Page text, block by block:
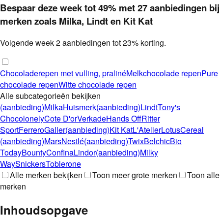
Bespaar deze weektot49% met27aanbiedingen bij
merken zoals Milka, Lindt en Kit Kat
Volgende week2aanbiedingen tot23% korting.
Chocoladerepen met vulling, pralinéMelkchocolade repenPure
chocolade repenWitte chocolade repen
Alle subcategorieën bekijken
(aanbieding)MilkaHuismerk(aanbieding)LindtTony's
ChocolonelyCote D'orVerkadeHands OffRitter
SportFerreroGaller(aanbieding)Kit KatL'AtelierLotusCereal
(aanbieding)MarsNestlé(aanbieding)TwixBelchicBio
TodayBountyConfinaLindor(aanbieding)Milky
WaySnickersToblerone
Alle merken bekijken
Toon meer grote merken
Toon alle
merken
Inhoudsopgave